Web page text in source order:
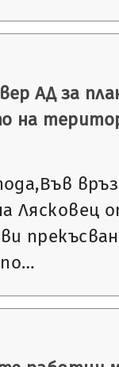
АД за
на
Лясковец